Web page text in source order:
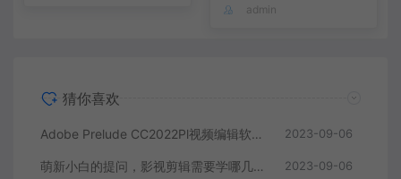
admin
猜你喜欢
Adobe Prelude CC2022Pl视频编辑软件中文直装版 2023-09-06
萌新小白的提问，影视剪辑需要学哪几个软件？ 2023-09-06